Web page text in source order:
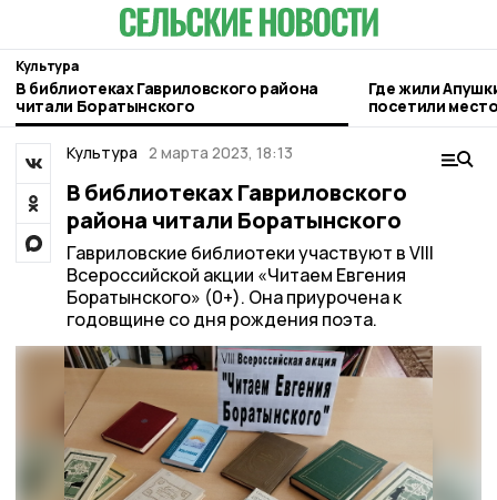
Культура
В библиотеках Гавриловского района
читали Боратынского
Где жили
посетили
гавриловском
Культура 2 марта 2023, 18:13
В библиотеках Гавриловского
района читали Боратынского
Гавриловские библиотеки участвуют в VIII
Всероссийской акции «Читаем Евгения
Боратынского» (0+). Она приурочена к
годовщине со дня рождения поэта.